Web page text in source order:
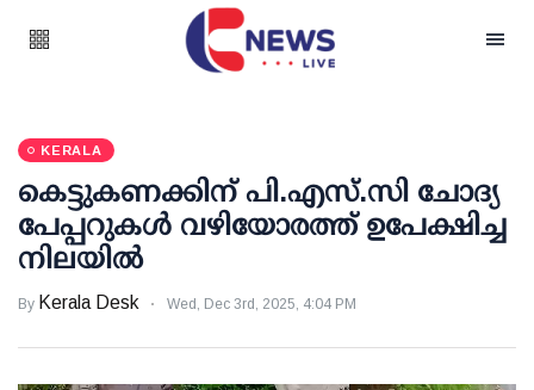
KERALA
കെട്ടുകണക്കിന് പി.എസ്.സി ചോദ്യ
പേപ്പറുകള്‍ വഴിയോരത്ത് ഉപേക്ഷിച്ച
നിലയില്‍
By Kerala Desk Wed, Dec 3rd, 2025, 4:04 PM